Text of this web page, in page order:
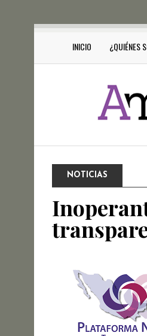
INICIO ¿QUIÉNES
NOTICIAS